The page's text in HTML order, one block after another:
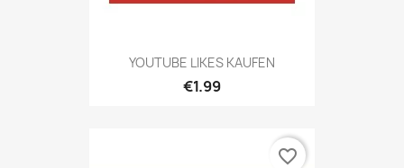
YOUTUBE LIKES KAUFEN
€1.99
favorite_border